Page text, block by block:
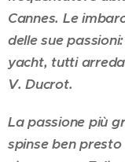
Cannes. Le
delle sue
yacht, tutti
V. Ducrot.
La passione più
spinse ben